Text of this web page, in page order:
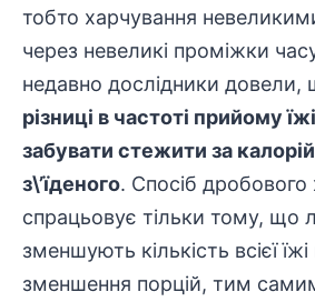
тобто харчування
через невеликі проміжки
недавно дослідники довели,
різниці в частоті прийому
забувати стежити за
з\’їденого. Спосіб дробового
спрацьовує тільки тому, що
зменшують кількість всієї
зменшення порцій, тим